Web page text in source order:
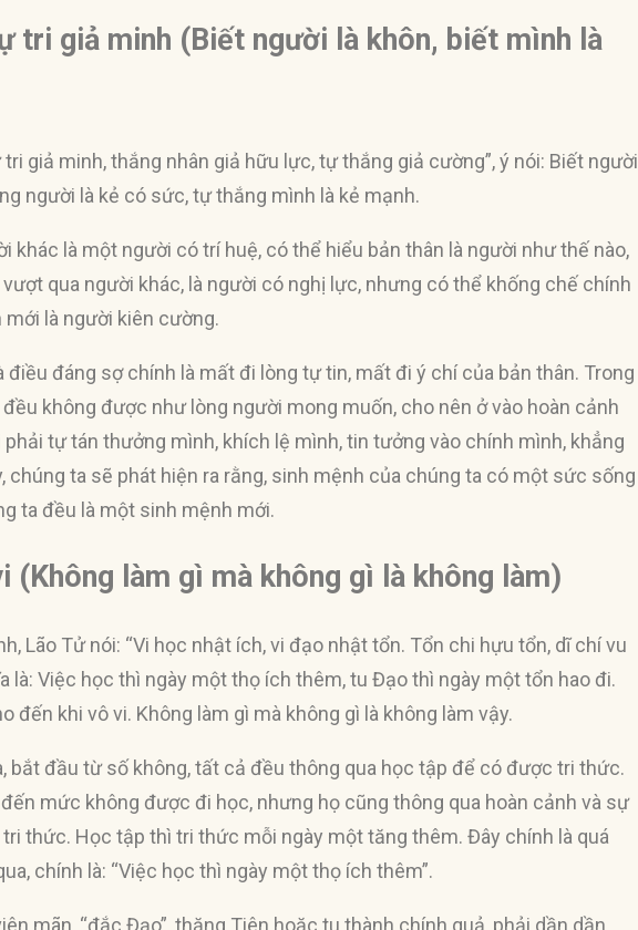
tri giả minh (Biết người là khôn, biết mình là
tri giả minh, thắng nhân giả hữu lực, tự thắng giả cường”, ý nói: Biết người
người là kẻ có sức, tự thắng mình là kẻ mạnh.
khác là một người có trí huệ, có thể hiểu bản thân là người như thế nào,
qua người khác, là người có nghị lực, nhưng có thể khống chế chính
là người kiên cường.
điều đáng sợ chính là mất đi lòng tự tin, mất đi ý chí của bản thân. Trong
không được như lòng người mong muốn, cho nên ở vào hoàn cảnh
tự tán thưởng mình, khích lệ mình, tin tưởng vào chính mình, khẳng
chúng ta sẽ phát hiện ra rằng, sinh mệnh của chúng ta có một sức sống
ta đều là một sinh mệnh mới.
(Không làm gì mà không gì là không làm)
Lão Tử nói: “Vi học nhật ích, vi đạo nhật tổn. Tổn chi hựu tổn, dĩ chí vu
là: Việc học thì ngày một thọ ích thêm, tu Đạo thì ngày một tổn hao đi.
đến khi vô vi. Không làm gì mà không gì là không làm vậy.
bắt đầu từ số không, tất cả đều thông qua học tập để có được tri thức.
mức không được đi học, nhưng họ cũng thông qua hoàn cảnh và sự
thức. Học tập thì tri thức mỗi ngày một tăng thêm. Đây chính là quá
chính là: “Việc học thì ngày một thọ ích thêm”.